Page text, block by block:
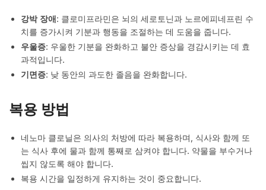
강박 장애: 클로미프라민은 뇌의 세로토닌과 노르에피네프린 수
치를 증가시켜 기분과 행동을 조절하는 데 도움을 줍니다.
우울증: 우울한 기분을 완화하고 불안 증상을 경감시키는 데 효
과적입니다.
기면증: 낮 동안의 과도한 졸음을 완화합니다.
복용 방법
네노마 클로닐은 의사의 처방에 따라 복용하며, 식사와 함께 또
는 식사 후에 물과 함께 통째로 삼켜야 합니다. 약물을 부수거나
씹지 않도록 해야 합니다.
복용 시간을 일정하게 유지하는 것이 중요합니다.